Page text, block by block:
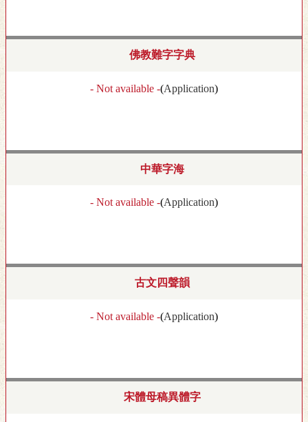
佛教難字字典
- Not available -(Application)
中華字海
- Not available -(Application)
古文四聲韻
- Not available -(Application)
宋體母稿異體字